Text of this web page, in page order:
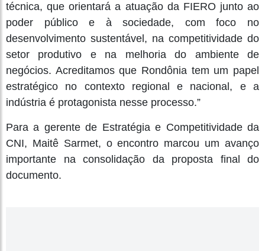
técnica, que orientará a atuação da FIERO junto ao
poder público e à sociedade, com foco no
desenvolvimento sustentável, na competitividade do
setor produtivo e na melhoria do ambiente de
negócios. Acreditamos que Rondônia tem um papel
estratégico no contexto regional e nacional, e a
indústria é protagonista nesse processo.”
Para a gerente de Estratégia e Competitividade da
CNI, Maitê Sarmet, o encontro marcou um avanço
importante na consolidação da proposta final do
documento.